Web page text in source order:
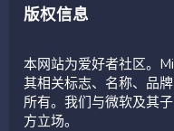
版权信息
本网站为爱好者社区。
其相关标志、名称、品
所有。我们与微软及其
方立场。